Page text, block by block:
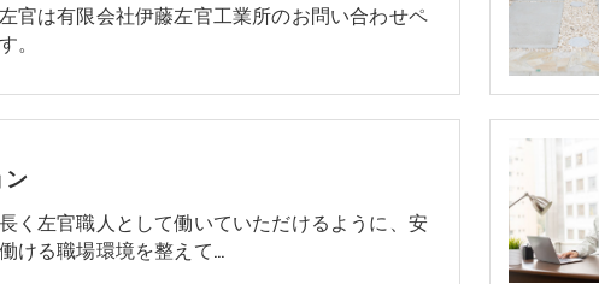
官は有限会社伊藤左官工業所のお問い合わせペ
。
ン
く左官職人として働いていただけるように、安
ける職場環境を整えて…